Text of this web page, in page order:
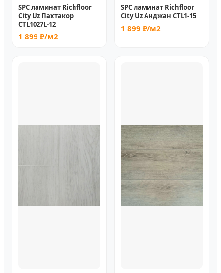
SPC ламинат Richfloor
City Uz Пахтакор
CТL1027L-12
1 899 ₽/м2
SPC ламинат Richfloor
City Uz Анджан CTL1-15
1 899 ₽/м2